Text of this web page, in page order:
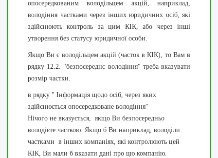
опосередкованим володільцем акцій, наприклад,
володіння частками через інших юридичних осіб, які
здійснюють контроль за цим КІК, або через інші
утворення без статусу юридичної особи.
Якщо Ви є володільцем акцій (часток в КІК), то Вам в
рядку 12.2. "безпосереднє володіння" треба вказувати
розмір частки.
в рядку " Інформація щодо осіб, через яких
здійснюється опосередковане володіння"
Нічого не вказується, якщо Ви безпосередньо
володієте часткою. Якщо б Ви наприклад, володіли
частками в інших компаніях, які контролюють цей
КІК, Ви мали б вказати дані про цю компанію.